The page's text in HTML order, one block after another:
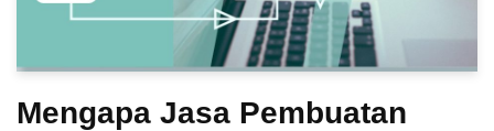
Mengapa Jasa Pembuatan